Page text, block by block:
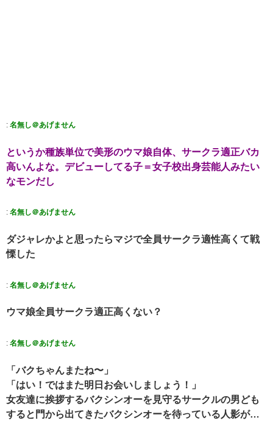
: 名無し＠あげません
というか種族単位で美形のウマ娘自体、サークラ適正バカ
高いんよな。デビューしてる子＝女子校出身芸能人みたい
なモンだし
: 名無し＠あげません
ダジャレかよと思ったらマジで全員サークラ適性高くて戦
慄した
: 名無し＠あげません
ウマ娘全員サークラ適正高くない？
: 名無し＠あげません
「バクちゃんまたね〜」
「はい！ではまた明日お会いしましょう！」
女友達に挨拶するバクシンオーを見守るサークルの男ども
すると門から出てきたバクシンオーを待っている人影が…